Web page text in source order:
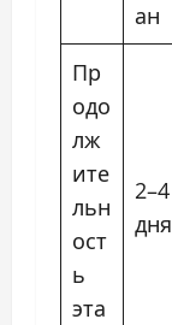
ан
Пр
одо
лж
ите
льн
ост
ь
эта
2–4
дня